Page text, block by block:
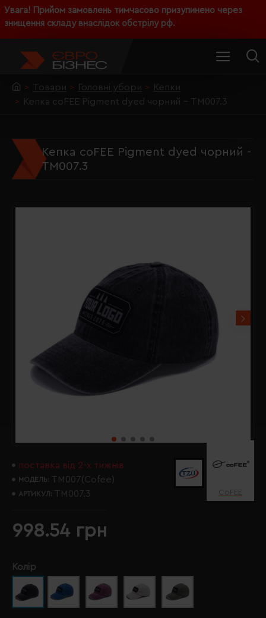
Увага! Прийом замовлень тимчасово призупинено через
знищення складу внаслідок обстрілу рф.
Товари Головні убори
Кепки
Кепка coFEE Pigment dyed чорний - TM007.3
Кепка coFEE Pigment dyed чорний -
TM007.3
поставка від 2-х тижнів
МОДЕЛЬ: TM007(Cofee)
АРТИКУЛ: TM007.3 CoFEE
998.54 грн
Колір